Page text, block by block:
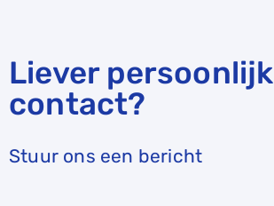
Liever persoonlijk
contact?
Stuur ons een bericht